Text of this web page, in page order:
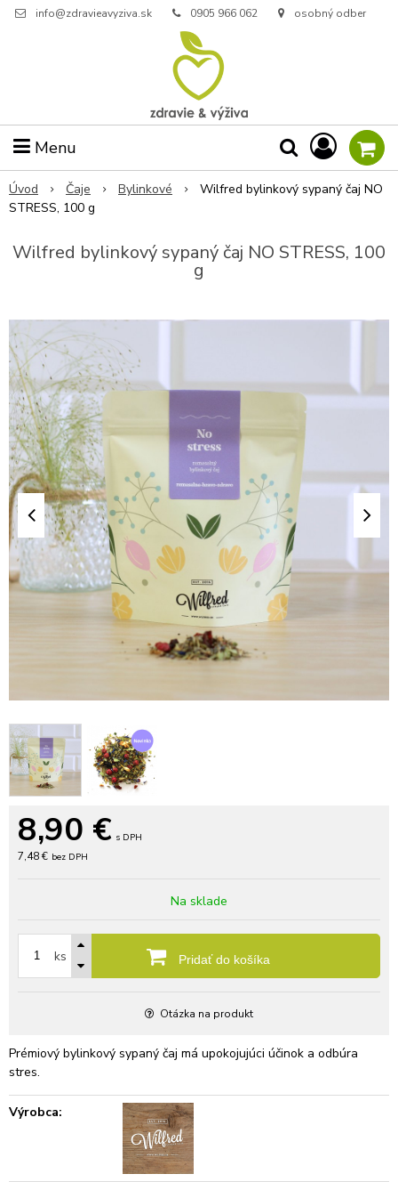
info@zdravieavyziva.sk 0905 966 062 osobný odber
Menu
Úvod Čaje Bylinkové
Wilfred bylinkový sypaný čaj NO
STRESS, 100 g
Wilfred bylinkový sypaný čaj NO STRESS, 100
g
8,90 € s DPH
7,48 € bez DPH
Na sklade
ks Pridať do košíka
Otázka na produkt
Prémiový bylinkový sypaný čaj má upokojujúci účinok a odbúra
stres.
Výrobca: